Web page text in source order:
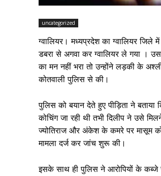
uncategorized
ग्वालियर। मध्यप्रदेश का ग्वालियर
डबरा से अगवा कर ग्वालियर ले गया ।
का मन नहीं भरा तो उन्होंने लड़की के
कोतवाली पुलिस से की।
पुलिस को बयान देते हुए पीड़िता ने
कोचिंग जा रही थी तभी दिलीप ने उसे
ज्योतिराज और अंकेश के कमरे पर मासूम
मामला दर्ज कर जांच शुरू की।
इसके साथ ही पुलिस ने आरोपियों के कब्जे